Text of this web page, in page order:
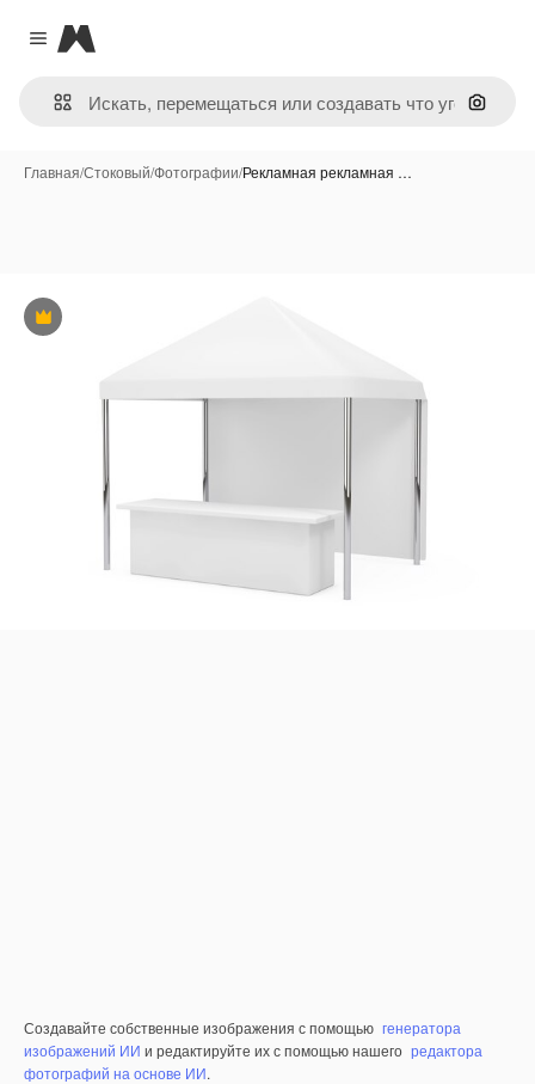
Close menu
Magnific
Поиск
Главная/Стоковый/Фотографии/Рекламная рекламная …
Премиум
Создавайте собственные изображения с помощью генератора
изображений ИИ и редактируйте их с помощью нашего редактора
фотографий на основе ИИ.